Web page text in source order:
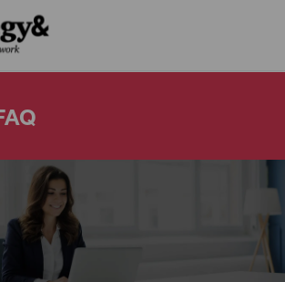
Skip to main content
Skip to main content